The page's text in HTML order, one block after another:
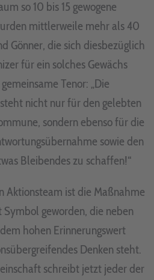
so 10 bis 15 gewogene
mittlerweile mehr als 40
Gönner, die sich diesbezüglich
für ein solches Gewächs
Tenor: „Die
nicht nur für den gelebten
sondern ebenso für die
sowie den
Bleibendes zu schaffen!“
Aktionsteam ist die Maßnahme
geworden, die neben
hohen Erinnerungswert
Denken steht.
schreibt jetzt jeder der